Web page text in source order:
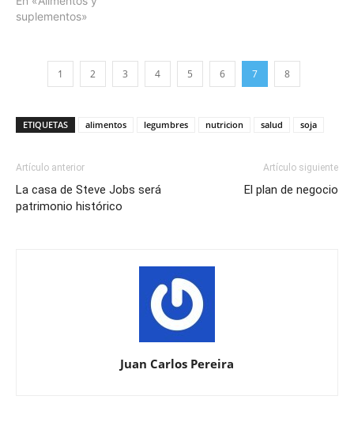
suplementos»
1 2 3 4 5 6 7 8
ETIQUETAS alimentos legumbres nutricion salud soja
Artículo anterior
La casa de Steve Jobs será
patrimonio histórico
Artículo siguiente
El plan de negocio
Juan Carlos Pereira